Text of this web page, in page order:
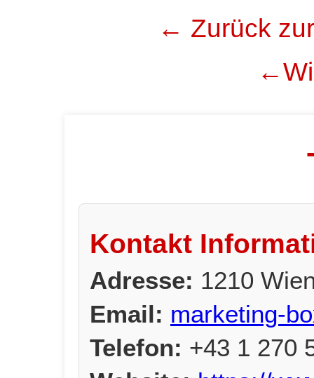
← Zurück
Kontakt
Adresse: 1210
Email: marketing-
Telefon: +43 1 270